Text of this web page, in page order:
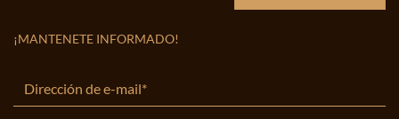
¡MANTENETE INFORMADO!